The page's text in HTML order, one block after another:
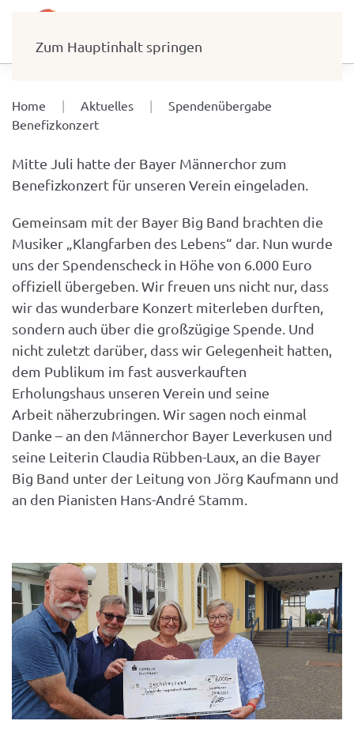
Zum Hauptinhalt springen
Home Aktuelles
Spendenübergabe
Benefizkonzert
Mitte Juli hatte der Bayer Männerchor zum
Benefizkonzert für unseren Verein eingeladen.
Gemeinsam mit der Bayer Big Band brachten die
Musiker „Klangfarben des Lebens“ dar. Nun wurde
uns der Spendenscheck in Höhe von 6.000 Euro
offiziell übergeben. Wir freuen uns nicht nur, dass
wir das wunderbare Konzert miterleben durften,
sondern auch über die großzügige Spende. Und
nicht zuletzt darüber, dass wir Gelegenheit hatten,
dem Publikum im fast ausverkauften
Erholungshaus unseren Verein und seine
Arbeit näherzubringen. Wir sagen noch einmal
Danke – an den Männerchor Bayer Leverkusen und
seine Leiterin Claudia Rübben-Laux, an die Bayer
Big Band unter der Leitung von Jörg Kaufmann und
an den Pianisten Hans-André Stamm.